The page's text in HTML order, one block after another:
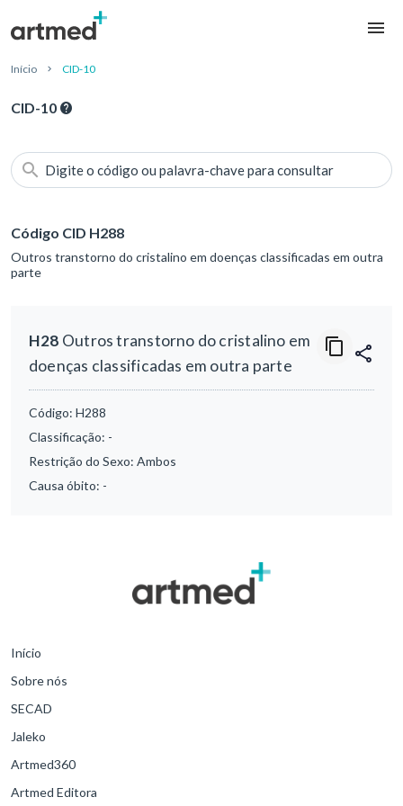
Início CID-10
CID-10
Digite o código ou palavra-chave para consultar
Código CID H288
Outros transtorno do cristalino em doenças classificadas em outra
parte
H28 Outros transtorno do cristalino em
doenças classificadas em outra parte
Código: H288
Classificação: -
Restrição do Sexo: Ambos
Causa óbito: -
Início
Sobre nós
SECAD
Jaleko
Artmed360
Artmed Editora